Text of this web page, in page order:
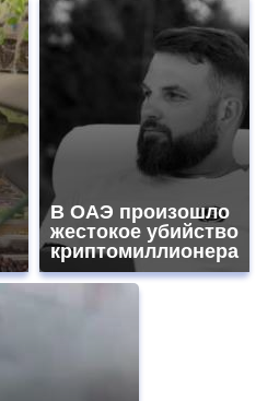
В ОАЭ произошло
жестокое убийство
криптомиллионера